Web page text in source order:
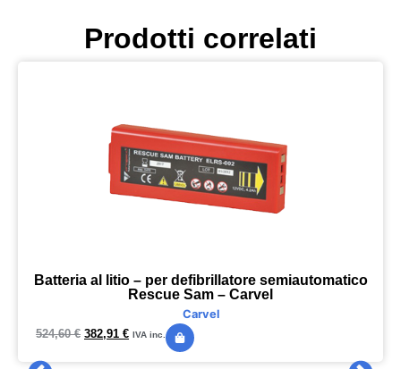
Prodotti correlati
Batteria al litio – per defibrillatore semiautomatico
Rescue Sam – Carvel
Carvel
524,60€ 382,91 € IVA inc.